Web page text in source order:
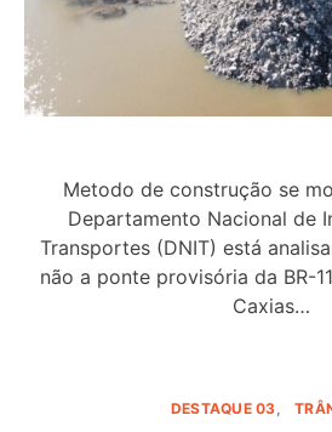
Metodo de construção se
Departamento Nacional de
Transportes (DNIT) está
não a ponte provisória da BR-
Caxias…
DESTAQUE 03